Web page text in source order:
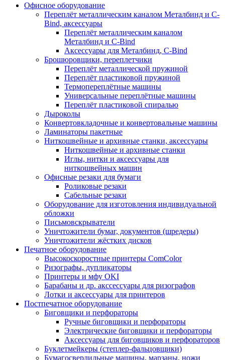
Офисное оборудование
Переплёт металлическим каналом Металбинд и C-
Bind, аксессуары
Переплёт металлическим каналом
Металбинд и C-Bind
Аксессуары для Металбинд, C-Bind
Брошюровщики, переплетчики
Переплёт металлической пружиной
Переплёт пластиковой пружиной
Термопереплётные машины
Универсальные переплётные машины
Переплёт пластиковой спиралью
Дыроколы
Конвертовкладочные и конвертовальные машины
Ламинаторы пакетные
Ниткошвейные и архивные станки, аксессуары
Ниткошвейные и архивные станки
Иглы, нитки и аксессуары для
ниткошвейных машин
Офисные резаки для бумаги
Роликовые резаки
Сабельные резаки
Оборудование для изготовления индивидуальной
обложки
Письмовскрыватели
Уничтожители бумаг, документов (шредеры)
Уничтожители жёстких дисков
Печатное оборудование
Высокоскоростные принтеры ComColor
Ризографы, дупликаторы
Принтеры и мфу OKI
Барабаны и др. акссессуары для ризографов
Лотки и аксессуары для принтеров
Постпечатное оборудование
Биговщики и перфораторы
Ручные биговщики и перфораторы
Электрические биговщики и перфораторы
Аксессуары для биговщиков и перфораторов
Буклетмейкеры (степлер-фальцовщики)
Бумагосверлильные машины, марзаны, ножи